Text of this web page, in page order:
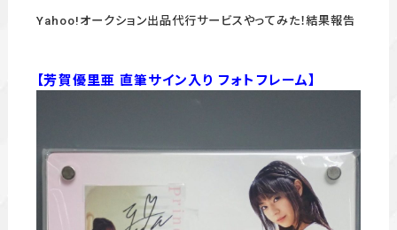
Yahoo!オークション出品代行サービスやってみた！結果報告
【芳賀優里亜 直筆サイン入り フォトフレーム】